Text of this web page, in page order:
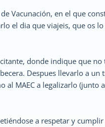
Vacunación, en el que
el dia que viajeis, que os
donde indique que no
Despues llevarlo a un
al MAEC a legalizarlo (junto
a respetar y cumplir